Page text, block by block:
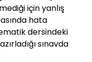
için yanlış
hata
dersindeki
sınavda